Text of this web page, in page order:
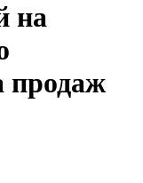
на
продаж